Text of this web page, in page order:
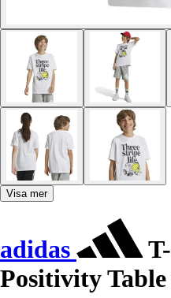
Visa mer
adidas
Positivity